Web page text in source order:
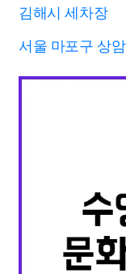
김해시 세차장
서울 마포구 상